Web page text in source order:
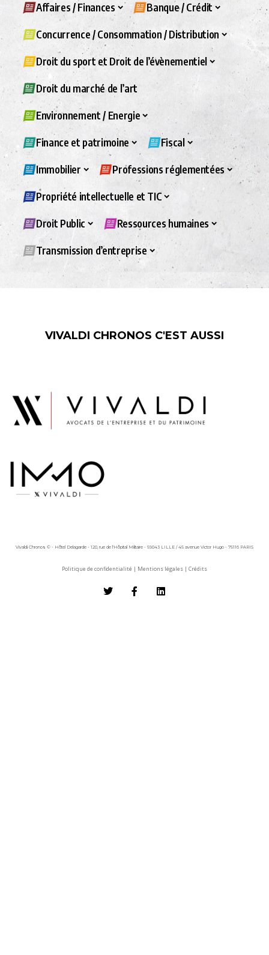
Affaires / Finances Banque / Crédit
Concurrence / Consommation / Distribution
Droit du sport et Droit de l’évènementiel
Droit du marché de l’art
Environnement / Energie
Finance et patrimoine Fiscal
Immobilier Professions réglementées
Propriété intellectuelle et TIC
Droit Public Ressources humaines
Transmission d’entreprise
VIVALDI CHRONOS C'EST AUSSI
Vivaldi Chronos © - Hôtel Delagarde - 120, rue de l'Hôpital Militaire - 59043 LILLE / 45 avenue Victor Hugo - 75116 PARIS
Politique de confidentialité | Mentions légales | Crédits